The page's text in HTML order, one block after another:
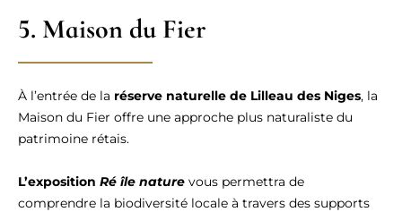
5. Maison du Fier
À l’entrée de la réserve naturelle de Lilleau des Niges, la
Maison du Fier offre une approche plus naturaliste du
patrimoine rétais.
L’exposition Ré île nature vous permettra de
comprendre la biodiversité locale à travers des supports